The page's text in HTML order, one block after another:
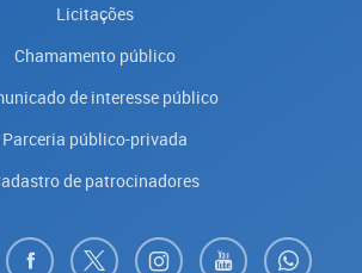
Licitações
Chamamento público
de interesse público
Parceria público-privada
de patrocinadores